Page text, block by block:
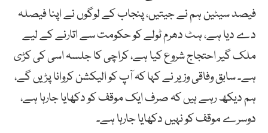
فیصد سیٹین ہم نے جیتیں، پنجاب کے لوگوں نے اپنا فیصلہ
دے دیا ہے، ہٹ دھرم ٹولے کو حکومت سے اتارنے کے لیے
ملک گیر احتجاج شروع کیا ہے، کراچی کا جلسہ اسی کی کڑی
ہے۔ سابق وفاقی وزیر نے کہا کہ آپ کو الیکشن کروانا پڑیں گے،
ہم دیکھ رہے ہیں کہ صرف ایک موقف کو دکھایا جارہا ہے،
دوسرے موقف کو نہیں دکھایا جارہا ہے۔